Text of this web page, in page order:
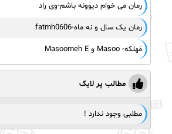
رمان می خوام دیوونه باشم-وی راد
رمان یک سال و نه ماه-fatmh0606
مَهلکه- Masoo و Masoomeh E
مطالب پر لایک
مطلبی وجود ندارد !